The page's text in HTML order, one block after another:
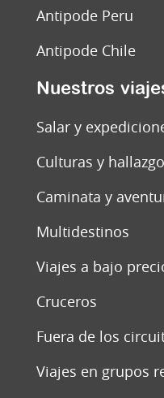
Antipode Peru
Antipode Chile
Nuestros
Salar y
Culturas y
Caminata y
Multidestinos
Viajes a bajo
Cruceros
Fuera de los
Viajes en grupos